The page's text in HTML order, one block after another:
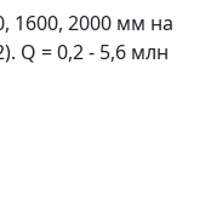
1600, 2000 мм на
Q = 0,2 - 5,6 млн